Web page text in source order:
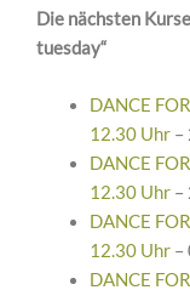
Die nächsten
tuesday“
DANCE
12.30 Uhr–
DANCE
12.30 Uhr–
DANCE
12.30 Uhr–
DANCE